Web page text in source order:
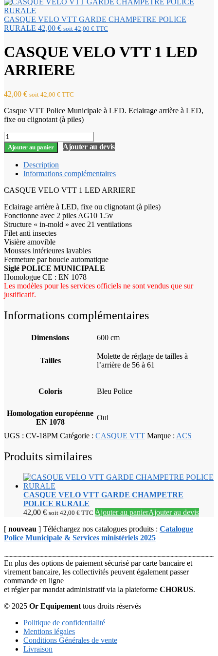
CASQUE VELO VTT GARDE CHAMPETRE POLICE
RURALE 42,00 € soit 42,00 € TTC
CASQUE VELO VTT 1 LED
ARRIERE
42,00 € soit 42,00 € TTC
Casque VTT Police Municipale à LED. Eclairage arrière à LED,
fixe ou clignotant (à piles)
quantité
de
CASQUE
VELO
LED
Ajouter au panier Ajouter au devis
Description
Informations complémentaires
CASQUE VELO VTT 1 LED ARRIERE
Eclairage arrière à LED, fixe ou clignotant (à piles)
Fonctionne avec 2 piles AG10 1.5v
Structure « in-mold » avec 21 ventilations
Filet anti insectes
Visière amovible
Mousses intérieures lavables
Fermeture par boucle automatique
Siglé POLICE MUNICIPALE
Homologue CE : EN 1078
Les modèles pour les services officiels ne sont vendus que sur
justificatif.
Informations complémentaires
Dimensions 600 cm
Tailles
Molette de réglage de tailles à
l’arrière de 56 à 61
Coloris Bleu Police
Homologation européenne
EN 1078
Oui
UGS : CV-18PM Catégorie : CASQUE VTT Marque : ACS
Produits similaires
CASQUE VELO VTT GARDE CHAMPETRE
POLICE RURALE
42,00 € soit 42,00 € TTC Ajouter au panierAjouter au devis
[ nouveau ] Téléchargez nos catalogues produits : Catalogue
Police Municipale & Services ministériels 2025
En plus des options de paiement sécurisé par carte bancaire et
virement bancaire, les collectivités peuvent également passer
commande en ligne
et régler par mandat administratif via la plateforme CHORUS.
© 2025 Or Equipement tous droits réservés
Politique de confidentialité
Mentions légales
Conditions Générales de vente
Livraison